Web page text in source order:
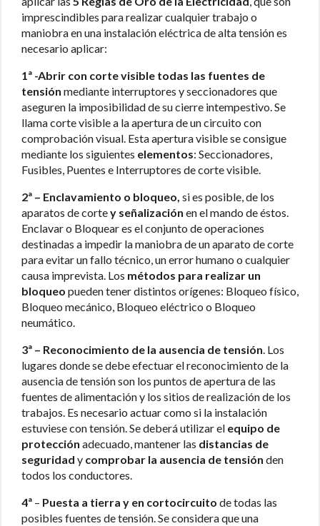
imprescindibles para realizar cualquier trabajo o
maniobra en una instalación eléctrica de alta tensión es
necesario aplicar:
1ª -Abrir con corte visible todas las fuentes de
tensión mediante interruptores y seccionadores que
aseguren la imposibilidad de su cierre intempestivo. Se
llama corte visible a la apertura de un circuito con
comprobación visual. Esta apertura visible se consigue
mediante los siguientes elementos: Seccionadores,
Fusibles, Puentes e Interruptores de corte visible.
2ª – Enclavamiento o bloqueo, si es posible, de los
aparatos de cortey señalización en el mando de éstos.
Enclavar o Bloquear es el conjunto de operaciones
destinadas a impedir la maniobra de un aparato de corte
para evitar un fallo técnico, un error humano o cualquier
causa imprevista. Los métodos para realizar un
bloqueo pueden tener distintos orígenes: Bloqueo físico,
Bloqueo mecánico, Bloqueo eléctrico o Bloqueo
neumático.
3ª – Reconocimiento de la ausencia de tensión. Los
lugares donde se debe efectuar el reconocimiento de la
ausencia de tensión son los puntos de apertura de las
fuentes de alimentación y los sitios de realización de los
trabajos. Es necesario actuar como si la instalación
estuviese con tensión. Se deberá utilizar el equipo de
protección adecuado, mantener las distancias de
seguridad y comprobar la ausencia de tensión den
todos los conductores.
4ª – Puesta a tierra y en cortocircuito de todas las
posibles fuentes de tensión. Se considera que una